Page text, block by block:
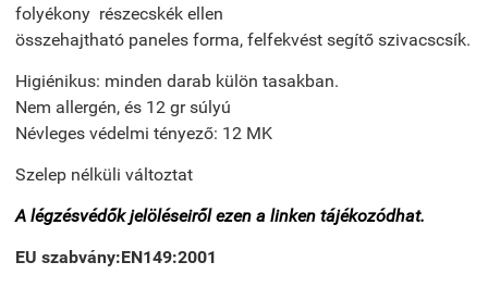
folyékony részecskék ellen
összehajtható paneles forma, felfekvést segítő szivacscsík.
Higiénikus: minden darab külön tasakban.
Nem allergén, és 12 gr súlyú
Névleges védelmi tényező: 12 MK
Szelep nélküli változtat
A légzésvédők jelöléseiről ezen a linken tájékozódhat.
EU szabvány:EN149:2001